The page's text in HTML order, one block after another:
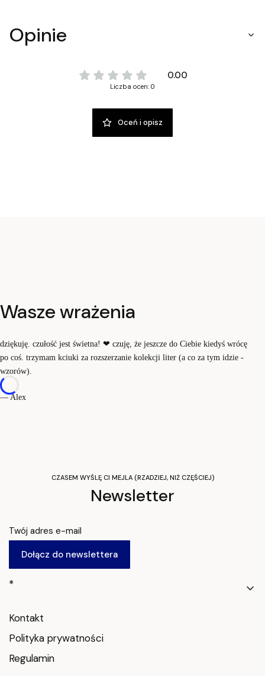
Opinie
0.00
Liczba ocen: 0
Oceń i opisz
Wasze wrażenia
dziękuję. czułość jest świetna! ❤ czuję, że jeszcze do Ciebie kiedyś wrócę
po coś. trzymam kciuki za rozszerzanie kolekcji liter (a co za tym idzie -
wzorów).
— Alex
CZASEM WYŚLĘ CI MEJLA (RZADZIEJ, NIŻ CZĘŚCIEJ)
Newsletter
Twój adres e-mail
Dołącz do newslettera
Linki w stopce
*
Kontakt
Polityka prywatności
Regulamin